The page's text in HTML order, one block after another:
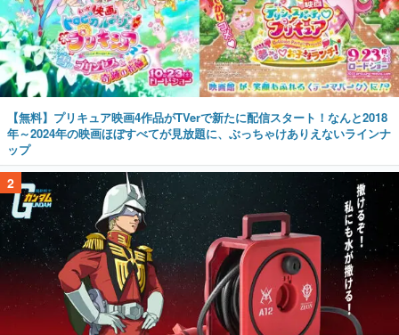
【無料】プリキュア映画4作品がTVerで新たに配信スタート！なんと2018
年～2024年の映画ほぼすべてが見放題に、ぶっちゃけありえないラインナ
ップ
2